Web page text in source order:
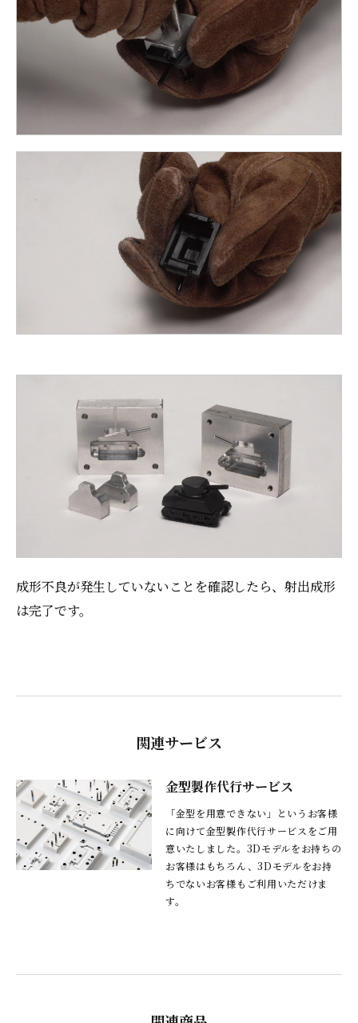
成形不良が発生していないことを確認したら、射出成形
は完了です。
関連サービス
金型製作代行サービス
「金型を用意できない」というお客様
に向けて金型製作代行サービスをご用
意いたしました。3Dモデルをお持ちの
お客様はもちろん、3Dモデルをお持
ちでないお客様もご利用いただけま
す。